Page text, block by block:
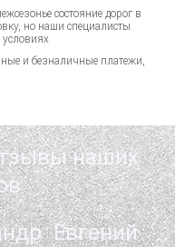
состояние дорог в
но наши специалисты
и безналичные платежи,
наших
Евгений